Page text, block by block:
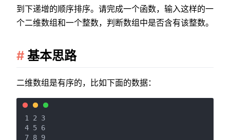
到下递增的顺序排序。请完成一个函数，输入这样的一
个二维数组和一个整数，判断数组中是否含有该整数。
基本思路
二维数组是有序的，比如下面的数据：
1 2 3
4 5 6